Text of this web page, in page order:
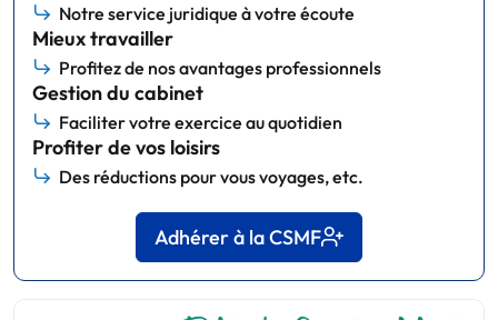
Notre service juridique à votre écoute
Mieux travailler
Profitez de nos avantages professionnels
Gestion du cabinet
Faciliter votre exercice au quotidien
Profiter de vos loisirs
Des réductions pour vous voyages, etc.
Adhérer à la CSMF